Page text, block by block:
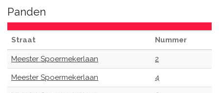
Panden
Straat Nummer
Meester Spoermekerlaan 2
Meester Spoermekerlaan 4